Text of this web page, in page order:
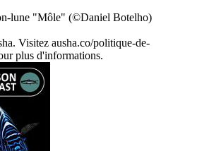
lune "Môle" (©Daniel Botelho)
Visitez ausha.co/politique-de-
plus d'informations.